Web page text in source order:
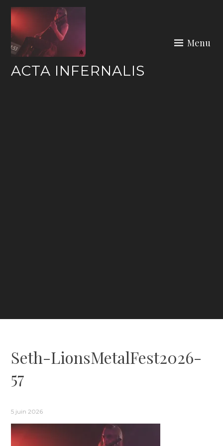
Skip
content
ACTA INFERNALIS
Menu
Seth-LionsMetalFest2026-
57
5 juin 2026